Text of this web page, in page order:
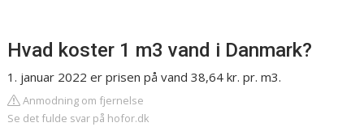
Hvad koster 1 m3 vand i Danmark?
1. januar 2022 er prisen på vand 38,64 kr. pr. m3.
Anmodning om fjernelse
Se det fulde svar på hofor.dk